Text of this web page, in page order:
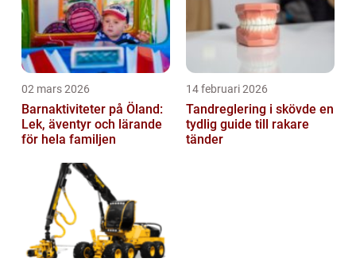
02 mars 2026
Barnaktiviteter på Öland:
Lek, äventyr och lärande
för hela familjen
14 februari 2026
Tandreglering i skövde en
tydlig guide till rakare
tänder